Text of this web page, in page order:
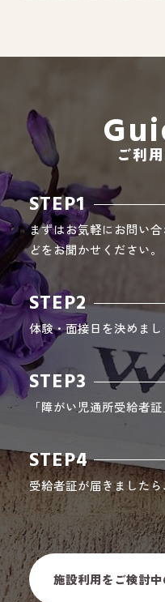
ご利
STEP1
まずはお気軽にお問い
どをお聞かせください。
STEP2
体験・面接日を決めまし
STEP3
「障がい児通所受給者
STEP4
受給者証が届きましたら
施設利用をご検討